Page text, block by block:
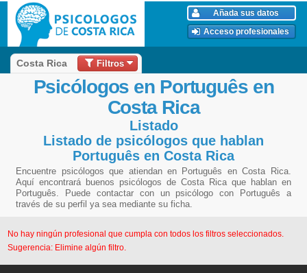
Añada sus datos
Acceso profesionales
Costa Rica Filtros
Psicólogos en Português en
Costa Rica
Listado
Listado de psicólogos que hablan
Português en Costa Rica
Encuentre psicólogos que atiendan en Português en Costa Rica.
Aquí encontrará buenos psicólogos de Costa Rica que hablan en
Português. Puede contactar con un psicólogo con Português a
través de su perfil ya sea mediante su ficha.
No hay ningún profesional que cumpla con todos los filtros seleccionados.
Sugerencia: Elimine algún filtro.